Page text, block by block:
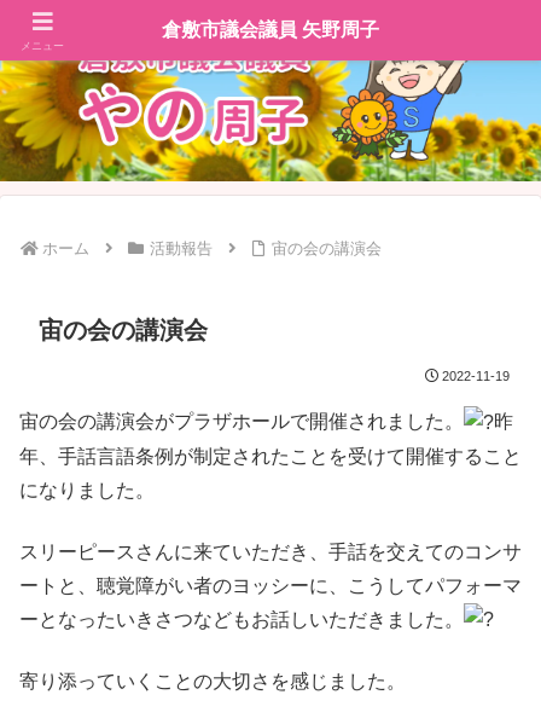
ホーム 活動報告 宙の会の講演会
宙の会の講演会
2022-11-19
宙の会の講演会がプラザホールで開催されました。
昨
年、手話言語条例が制定されたことを受けて開催すること
になりました。
スリーピースさんに来ていただき、手話を交えてのコンサ
ートと、聴覚障がい者のヨッシーに、こうしてパフォーマ
ーとなったいきさつなどもお話しいただきました。
寄り添っていくことの大切さを感じました。
メニュー
倉敷市議会議員 矢野周子